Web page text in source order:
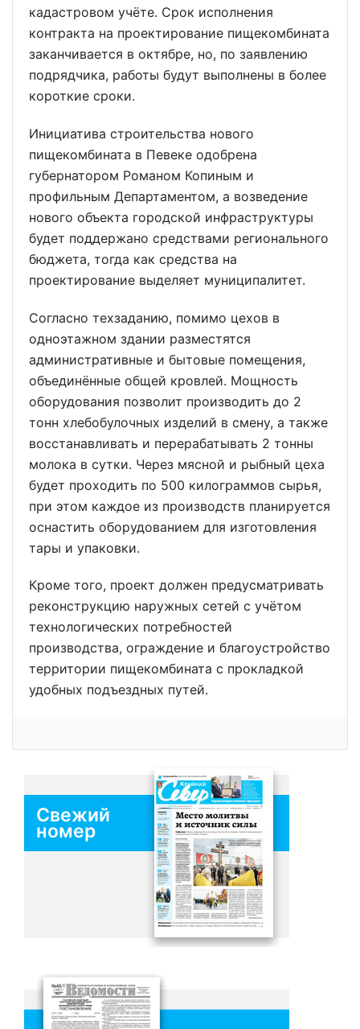
кадастровом учёте. Срок исполнения
контракта на проектирование пищекомбината
заканчивается в октябре, но, по заявлению
подрядчика, работы будут выполнены в более
короткие сроки.
Инициатива строительства нового
пищекомбината в Певеке одобрена
губернатором Романом Копиным и
профильным Департаментом, а возведение
нового объекта городской инфраструктуры
будет поддержано средствами регионального
бюджета, тогда как средства на
проектирование выделяет муниципалитет.
Согласно техзаданию, помимо цехов в
одноэтажном здании разместятся
административные и бытовые помещения,
объединённые общей кровлей. Мощность
оборудования позволит производить до 2
тонн хлебобулочных изделий в смену, а также
восстанавливать и перерабатывать 2 тонны
молока в сутки. Через мясной и рыбный цеха
будет проходить по 500 килограммов сырья,
при этом каждое из производств планируется
оснастить оборудованием для изготовления
тары и упаковки.
Кроме того, проект должен предусматривать
реконструкцию наружных сетей с учётом
технологических потребностей
производства, ограждение и благоустройство
территории пищекомбината с прокладкой
удобных подъездных путей.
Свежий
номер